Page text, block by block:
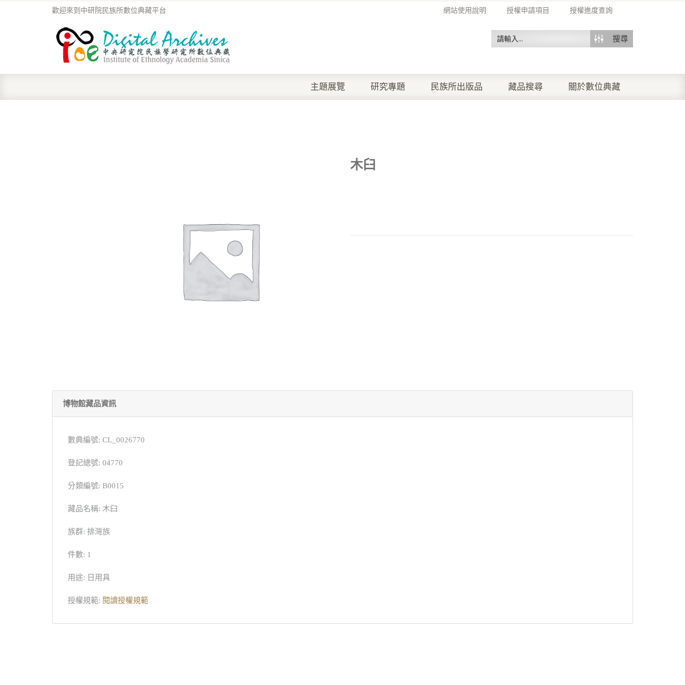
網站使用說明 授權申請項目 授權進度查詢
歡迎來到中研院民族所數位典藏平台
搜尋
主題展覽 研究專題 民族所出版品 藏品搜尋 關於數位典藏
木臼
博物館藏品資訊
數典編號: CL_0026770
登記總號: 04770
分類編號: B0015
藏品名稱: 木臼
族群: 排灣族
件數: 1
用途: 日用具
授權規範: 閱讀授權規範